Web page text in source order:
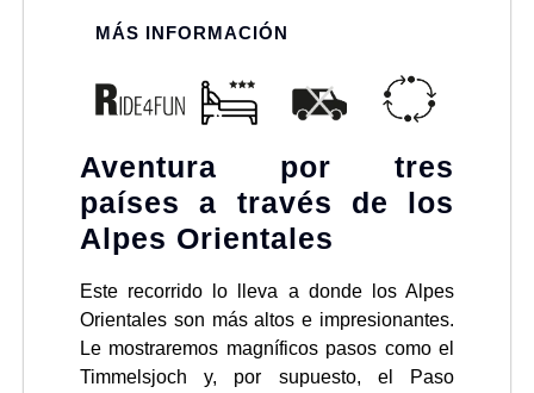
MÁS INFORMACIÓN
Aventura por tres
países a través de los
Alpes Orientales
Este recorrido lo lleva a donde los Alpes
Orientales son más altos e impresionantes.
Le mostraremos magníficos pasos como el
Timmelsjoch y, por supuesto, el Paso